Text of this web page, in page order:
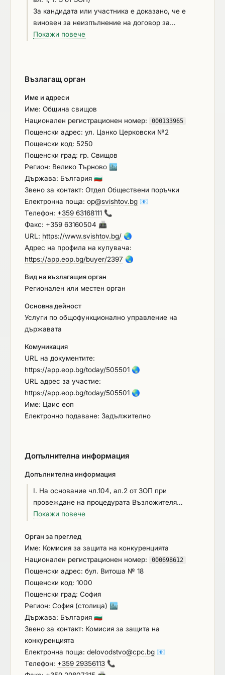
За кандидата или участника е доказано, че е
виновен за неизпълнение на договор за
обществена поръчка или на договор за концесия
санкции, с изключение на случаите, когато
стойността или обема на договора (чл. 55, ал. 1,
т. 4 от ЗОП)
Покажи повече
Възлагащ орган
Име и адреси
Име: Община свищов
Национален регистрационен номер:
000133965
Пощенски адрес: ул. Цанко Церковски №2
Пощенски код: 5250
Пощенски град: гр. Свищов
Регион: Велико Търново 🏙️
Държава: България 🇧🇬
Звено за контакт: Отдел Обществени поръчки
Електронна поща: op@svishtov.bg 📧
Телефон: +359 63168111 📞
Факс: +359 63160504 📠
URL: https://www.svishtov.bg/ 🌏
Адрес на профила на купувача:
https://app.eop.bg/buyer/2397 🌏
Вид на възлагащия орган
Регионален или местен орган
Основна дейност
Услуги по общофункционално управление на
държавата
Комуникация
URL на документите:
https://app.eop.bg/today/505501 🌏
URL адрес за участие:
https://app.eop.bg/today/505501 🌏
Име: Цаис еоп
Електронно подаване: Задължително
Допълнителна информация
Допълнителна информация
I. На основание чл.104, ал.2 от ЗОП при
провеждане на процедурата Възложителя
допуска оценка на ценовите предложения на
за съответствие с критериите за подбор, като
тази възможност е посочена от Възложителя в
обявлението и са спазени изискванията на
чл.104, ал.3 от ЗОП. Проверката за наличие на
основания за отстраняване и за съответствие с
критериите за подбор се извършва по начин,
който не се влияе от резултатите от оценката на
ценовите предложения. II. ОБЩИ И
СПЕЦИФИЧНИ УСЛОВИЯ ЗА УЧАСТИЕ И
ИЗИСКВАНИЯ КЪМ УЧАСТНИЦИТЕ. 1. В
обществената поръчка може да участва
участник, който отговаря на условията на чл.10,
Покажи повече
Орган за преглед
Име: Комисия за защита на конкуренцията
Национален регистрационен номер:
000698612
Пощенски адрес: бул. Витоша № 18
Пощенски код: 1000
Пощенски град: София
Регион: София (столица) 🏙️
Държава: България 🇧🇬
Звено за контакт: Комисия за защита на
конкуренцията
Електронна поща: delovodstvo@cpc.bg 📧
Телефон: +359 29356113 📞